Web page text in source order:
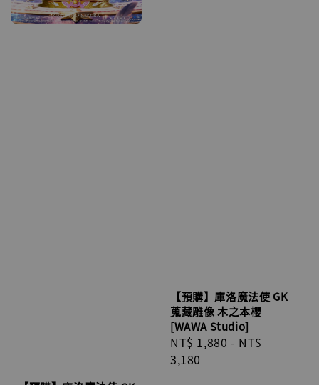
【預購】庫洛魔法使 GK
蒐藏雕像 木之本櫻
[WAWA Studio]
Regular
price
NT$ 1,880 - NT$
3,180